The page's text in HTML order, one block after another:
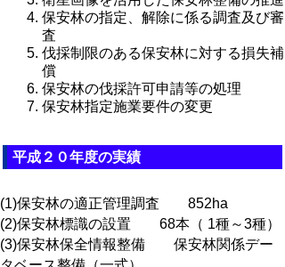
保安林の指定、解除に係る調査及び審
査
伐採制限のある保安林に対する損失補
償
保安林の伐採許可申請等の処理
保安林指定施業要件の変更
平成２０年度の実績
(1)保安林の適正管理調査 852ha
(2)保安林標識の設置 68本（ 1種～3種）
(3)保安林保全情報整備 保安林関係デー